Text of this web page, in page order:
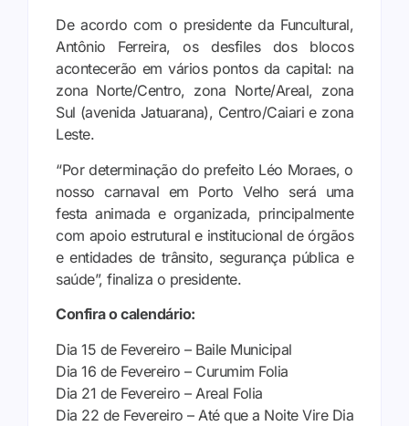
De acordo com o presidente da Funcultural,
Antônio Ferreira, os desfiles dos blocos
acontecerão em vários pontos da capital: na
zona Norte/Centro, zona Norte/Areal, zona
Sul (avenida Jatuarana), Centro/Caiari e zona
Leste.
“Por determinação do prefeito Léo Moraes, o
nosso carnaval em Porto Velho será uma
festa animada e organizada, principalmente
com apoio estrutural e institucional de órgãos
e entidades de trânsito, segurança pública e
saúde”, finaliza o presidente.
Confira o calendário:
Dia 15 de Fevereiro – Baile Municipal
Dia 16 de Fevereiro – Curumim Folia
Dia 21 de Fevereiro – Areal Folia
Dia 22 de Fevereiro – Até que a Noite Vire Dia